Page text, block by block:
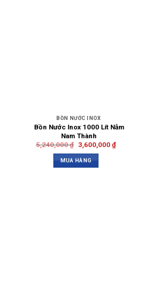
BỒN NƯỚC INOX
Bồn Nước Inox 1000 Lít Nằm
Nam Thành
5,240,000₫ 3,600,000 ₫
MUA HÀNG